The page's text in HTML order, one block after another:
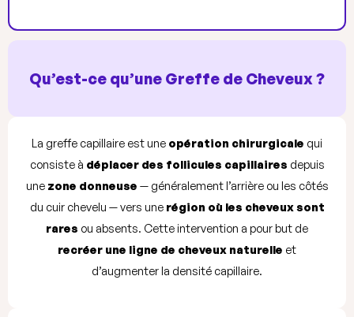
Qu’est-ce qu’une Greffe de Cheveux ?
La greffe capillaire est une opération chirurgicale qui
consiste à déplacer des follicules capillaires depuis
une zone donneuse — généralement l’arrière ou les côtés
du cuir chevelu — vers une région où les cheveux sont
rares ou absents. Cette intervention a pour but de
recréer une ligne de cheveux naturelle et
d’augmenter la densité capillaire.